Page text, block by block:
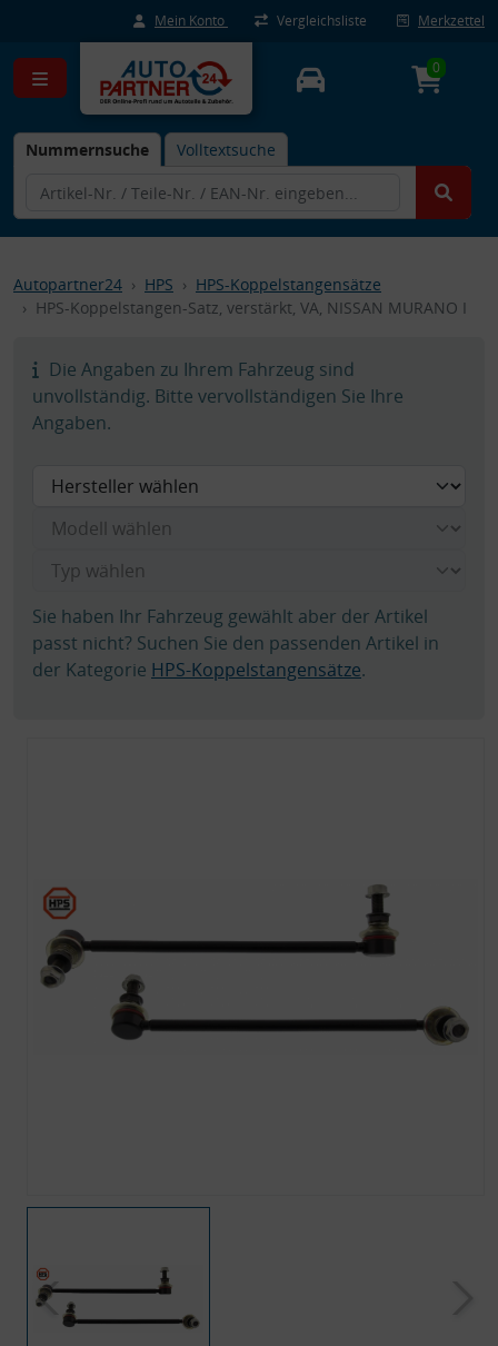
Mein Konto Vergleichsliste Merkzettel
Nummernsuche Volltextsuche
0
Autopartner24 HPS
HPS-Koppelstangensätze
HPS-Koppelstangen-Satz, verstärkt, VA, NISSAN MURANO I
Die Angaben zu Ihrem Fahrzeug sind
unvollständig. Bitte vervollständigen Sie Ihre
Angaben.
Sie haben Ihr Fahrzeug gewählt aber der Artikel
passt nicht? Suchen Sie den passenden Artikel in
der Kategorie HPS-Koppelstangensätze.